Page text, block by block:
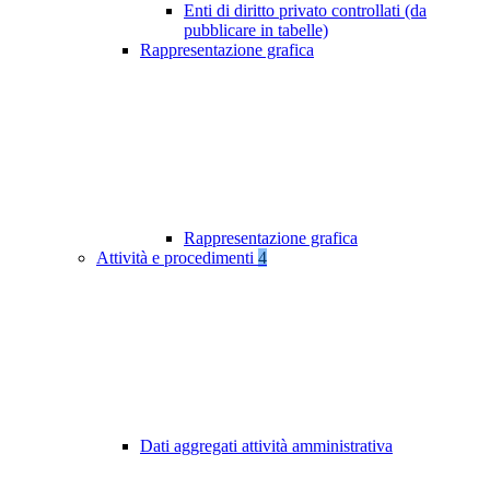
Enti di diritto privato controllati (da
pubblicare in tabelle)
Rappresentazione grafica
Rappresentazione grafica
Attività e procedimenti 4
Dati aggregati attività amministrativa